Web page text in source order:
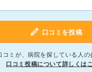
口コミを投稿
コミが、病院を探している人の
口コミ投稿について詳しくは